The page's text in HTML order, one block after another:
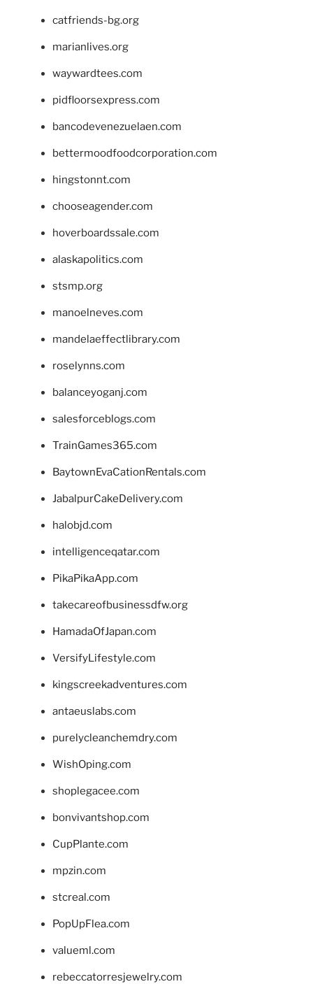
catfriends-bg.org
marianlives.org
waywardtees.com
pidfloorsexpress.com
bancodevenezuelaen.com
bettermoodfoodcorporation.com
hingstonnt.com
chooseagender.com
hoverboardssale.com
alaskapolitics.com
stsmp.org
manoelneves.com
mandelaeffectlibrary.com
roselynns.com
balanceyoganj.com
salesforceblogs.com
TrainGames365.com
BaytownEvaCationRentals.com
JabalpurCakeDelivery.com
halobjd.com
intelligenceqatar.com
PikaPikaApp.com
takecareofbusinessdfw.org
HamadaOfJapan.com
VersifyLifestyle.com
kingscreekadventures.com
antaeuslabs.com
purelycleanchemdry.com
WishOping.com
shoplegacee.com
bonvivantshop.com
CupPlante.com
mpzin.com
stcreal.com
PopUpFlea.com
valueml.com
rebeccatorresjewelry.com